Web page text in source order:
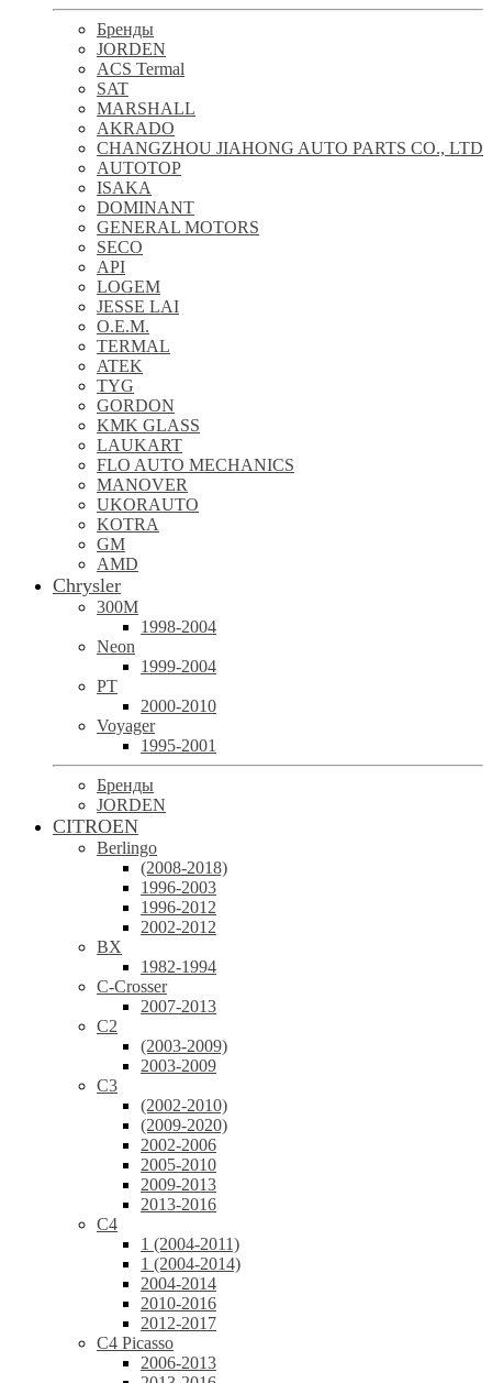
Бренды
JORDEN
ACS Termal
SAT
MARSHALL
AKRADO
CHANGZHOU JIAHONG AUTO PARTS CO., LTD
AUTOTOP
ISAKA
DOMINANT
GENERAL MOTORS
SECO
API
LOGEM
JESSE LAI
O.E.M.
TERMAL
ATEK
TYG
GORDON
KMK GLASS
LAUKART
FLO AUTO MECHANICS
MANOVER
UKORAUTO
KOTRA
GM
AMD
Chrysler
300M
1998-2004
Neon
1999-2004
PT
2000-2010
Voyager
1995-2001
Бренды
JORDEN
CITROEN
Berlingo
(2008-2018)
1996-2003
1996-2012
2002-2012
BX
1982-1994
C-Crosser
2007-2013
C2
(2003-2009)
2003-2009
C3
(2002-2010)
(2009-2020)
2002-2006
2005-2010
2009-2013
2013-2016
C4
1 (2004-2011)
1 (2004-2014)
2004-2014
2010-2016
2012-2017
C4 Picasso
2006-2013